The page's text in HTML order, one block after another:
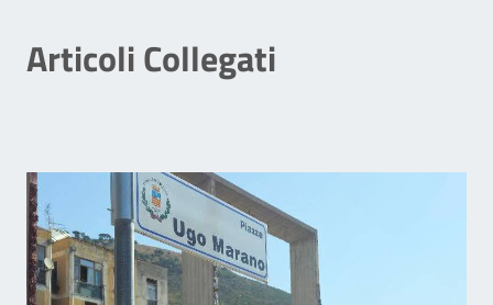
Articoli Collegati